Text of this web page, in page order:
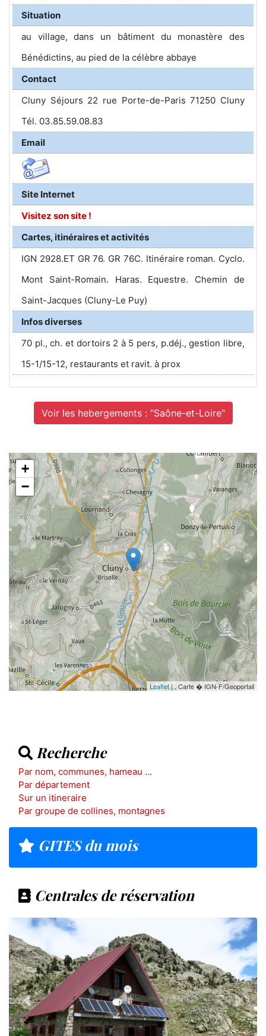
Situation
au village, dans un bâtiment du monastère des
Bénédictins, au pied de la célèbre abbaye
Contact
Cluny Séjours 22 rue Porte-de-Paris 71250 Cluny
Tél. 03.85.59.08.83
Email
Site Internet
Visitez son site !
Cartes, itinéraires et activités
IGN 2928.ET GR 76. GR 76C. Itinéraire roman. Cyclo.
Mont Saint-Romain. Haras. Equestre. Chemin de
Saint-Jacques (Cluny-Le Puy)
Infos diverses
70 pl., ch. et dortoirs 2 à 5 pers, p.déj., gestion libre,
15-1/15-12, restaurants et ravit. à prox
Voir les hebergements : "Saône-et-Loire"
+
−
Leaflet| , Carte � IGN-F/Geoportail
Recherche
Par nom, communes, hameau ...
Par département
Sur un itineraire
Par groupe de collines, montagnes
GITES du mois
Centrales de réservation